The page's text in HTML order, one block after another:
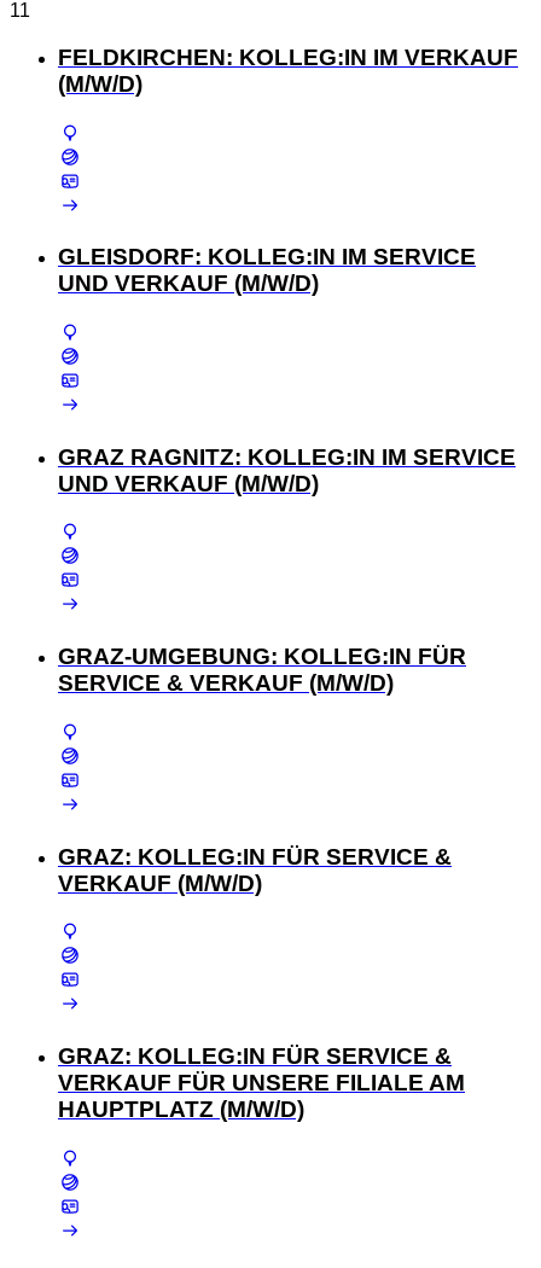
11
FELDKIRCHEN: KOLLEG:IN IM VERKAUF
(M/W/D)
GLEISDORF: KOLLEG:IN IM SERVICE
UND VERKAUF (M/W/D)
GRAZ RAGNITZ: KOLLEG:IN IM SERVICE
UND VERKAUF (M/W/D)
GRAZ-UMGEBUNG: KOLLEG:IN FÜR
SERVICE & VERKAUF (M/W/D)
GRAZ: KOLLEG:IN FÜR SERVICE &
VERKAUF (M/W/D)
GRAZ: KOLLEG:IN FÜR SERVICE &
VERKAUF FÜR UNSERE FILIALE AM
HAUPTPLATZ (M/W/D)